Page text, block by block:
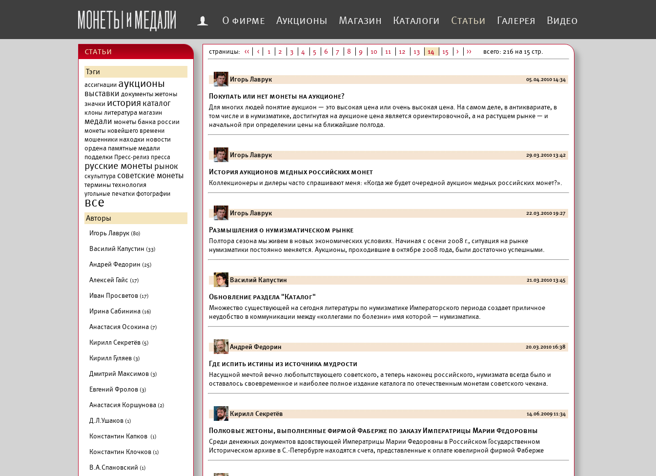
f О фирме Аукционы Магазин Каталоги Статьи Галерея Видео
cтатьи
Тэги
ассигнации аукционы
выставки документыжетоны
значки история каталог
клоны литературамагазин
медали монеты банка россии
монеты новейшего времени
мошенники находки новости
ордена памятные медали
подделки Пресс-релиз пресса
русские монеты рынок
скульптура советские монеты
терминытехнология
угольные печаткифотографии
все
Авторы
Игорь Лаврук (80)
Василий Капустин (33)
Андрей Федорин (25)
Алексей Гайс (17)
Иван Просветов (17)
Ирина Сабинина (16)
Анастасия Осокина (7)
Кирилл Секретёв (5)
Кирилл Гуляев (3)
Дмитрий Максимов (3)
Евгений Фролов (3)
Анастасия Коршунова (2)
Д.Л.Ушаков (1)
Константин Капков (1)
Константин Клочков (1)
В.А.Спановский (1)
страницы: << < 1 2 3 4 5 6 7 8 9 10 11 12 13 14 15 > >> всего: 216 на 15 стр.
Игорь Лаврук 05.04.2010 14:34
Покупать или нет монеты на аукционе?
Для многих людей понятие аукцион — это высокая цена или очень высокая цена. На самом деле, в антиквариате, в
том числе и в нумизматике, достигнутая на аукционе цена является ориентировочной, а на растущем рынке — и
начальной при определении цены на ближайшие полгода.
Игорь Лаврук 29.03.2010 13:42
История аукционов медных российских монет
Коллекционеры и дилеры часто спрашивают меня: «Когда же будет очередной аукцион медных российских монет?».
Игорь Лаврук 22.03.2010 19:27
Размышления о нумизматическом рынке
Полтора сезона мы живем в новых экономических условиях. Начиная с осени 2008 г., ситуация на рынке
нумизматики постоянно меняется. Аукционы, проходившие в октябре 2008 года, были достаточно успешными.
Василий Капустин 21.03.2010 13:45
Обновление раздела "Каталог"
Множество существующей на сегодня литературы по нумизматике Императорского периода создает приличное
неудобство в коммуникации между «коллегами по болезни» имя которой — нумизматика.
Андрей Федорин 20.03.2010 16:38
Где испить истины из источника мудрости
Насущной мечтой вечно любопытствующего советского, а теперь наконец российского, нумизмата всегда было и
оставалось своевременное и наиболее полное издание каталога по отечественным монетам советского чекана.
Кирилл Секретёв 14.06.2009 11:34
Полковые жетоны, выполненные фирмой Фаберже по заказу Императрицы Марии Федоровны
Среди денежных документов вдовствующей Императрицы Марии Федоровны в Российском Государственном
Историческом архиве в С.-Петербурге находятся счета, представленные к оплате ювелирной фирмой Фаберже